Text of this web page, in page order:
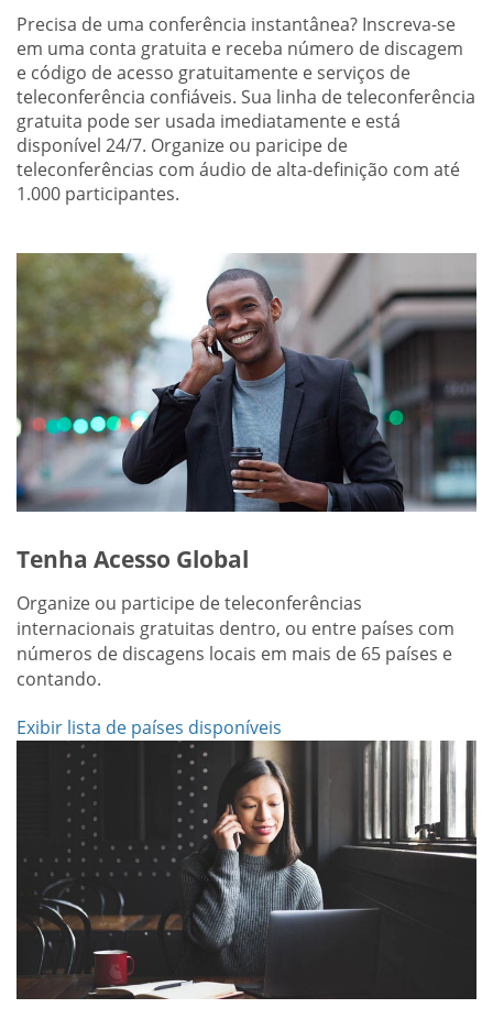
Precisa de uma conferência instantânea? Inscreva-se
em uma conta gratuita e receba número de discagem
e código de acesso gratuitamente e serviços de
teleconferência confiáveis. Sua linha de teleconferência
gratuita pode ser usada imediatamente e está
disponível 24/7. Organize ou paricipe de
teleconferências com áudio de alta-definição com até
1.000 participantes.
Tenha Acesso Global
Organize ou participe de teleconferências
internacionais gratuitas dentro, ou entre países com
números de discagens locais em mais de 65 países e
contando.
Exibir lista de países disponíveis